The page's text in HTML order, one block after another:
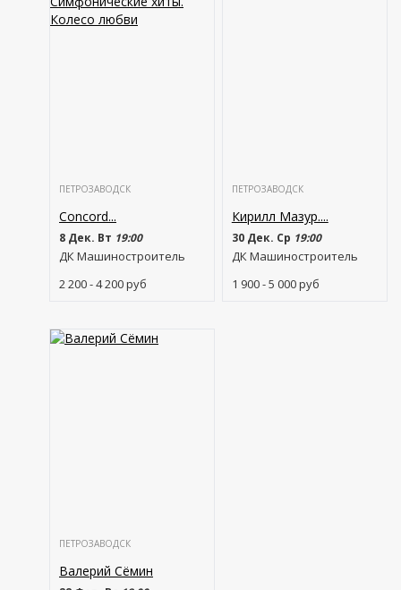
ПЕТРОЗАВОДСК
Concord...
8 Дек. Вт 19:00
ДК Машиностроитель
2 200 - 4 200руб
ПЕТРОЗАВОДСК
Кирилл Мазур....
30 Дек. Ср 19:00
ДК Машиностроитель
1 900 - 5 000руб
ПЕТРОЗАВОДСК
Валерий Сёмин